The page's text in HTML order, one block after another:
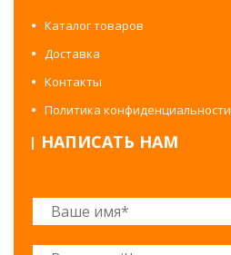
Каталог товаров
Доставка
Контакты
Политика конфиденциальности
НАПИСАТЬ НАМ